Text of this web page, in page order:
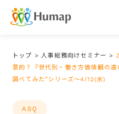
トップ >人事総務向けセミナー >
意的？『世代別・働き方価値観の
調べてみた”シリーズ～4/12(水)
ASQ